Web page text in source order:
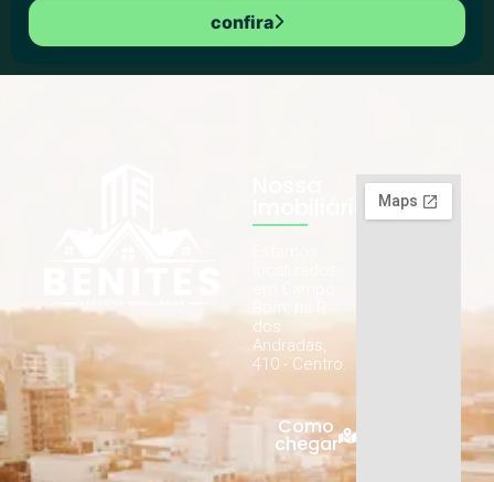
confira
dos
Andradas,
410 - Centro.
Como
chegar